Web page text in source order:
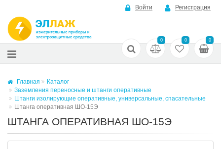
Войти Регистрация
0 0 0
Главная
Каталог
Заземления переносные и штанги оперативные
Штанги изолирующие оперативные, универсальные, спасательные
Штанга оперативная ШО-15Э
ШТАНГА ОПЕРАТИВНАЯ ШО-15Э